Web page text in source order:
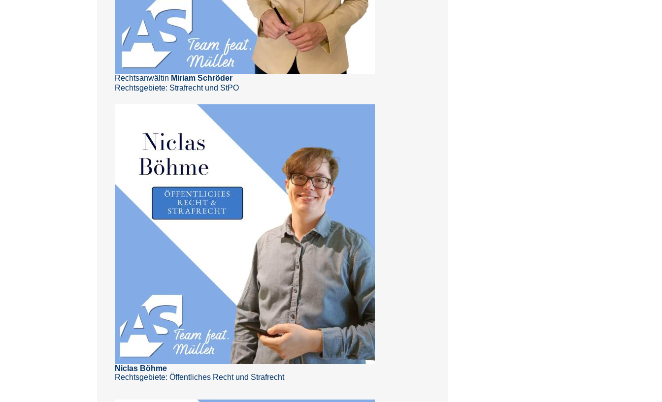
Rechtsanwältin Miriam Schröder
Rechtsgebiete: Strafrecht und StPO
Niclas Böhme
Rechtsgebiete: Öffentliches Recht und Strafrecht